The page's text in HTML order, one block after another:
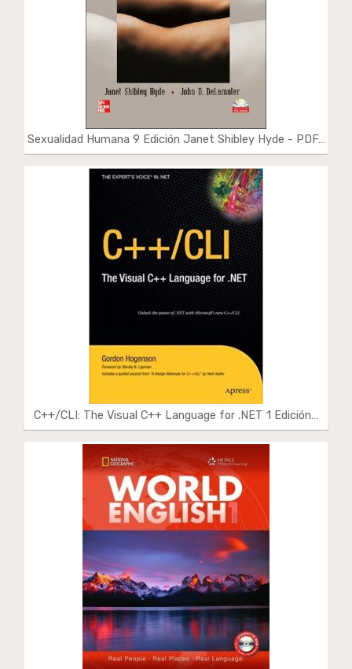
Sexualidad Humana 9 Edición Janet Shibley Hyde - PDF…
C++/CLI: The Visual C++ Language for .NET 1 Edición…